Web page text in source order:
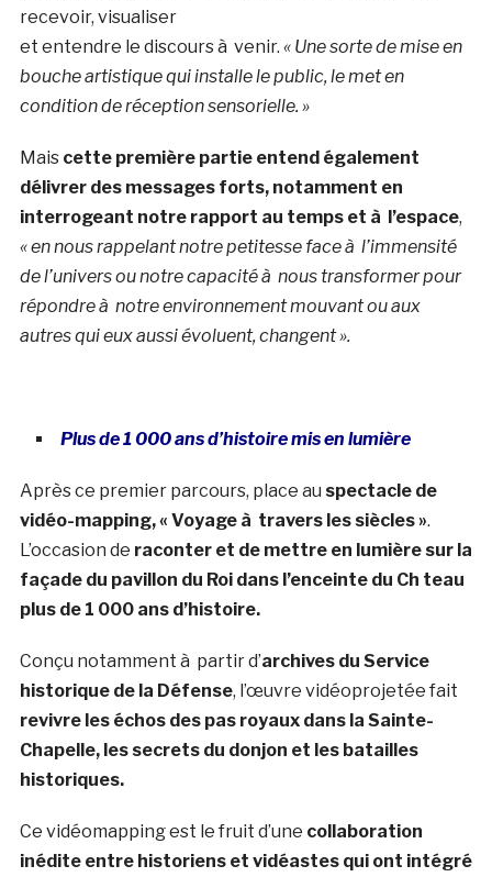
recevoir, visualiser
et entendre le discours à venir. « Une sorte de mise en
bouche artistique qui installe le public, le met en
condition de réception sensorielle. »
Mais cette première partie entend également
délivrer des messages forts, notamment en
interrogeant notre rapport au temps et à l’espace,
« en nous rappelant notre petitesse face à l’immensité
de l’univers ou notre capacité à nous transformer pour
répondre à notre environnement mouvant ou aux
autres qui eux aussi évoluent, changent ».
Plus de 1 000 ans d’histoire mis en lumière
Après ce premier parcours, place au spectacle de
vidéo-mapping, « Voyage à travers les siècles ».
L’occasion de raconter et de mettre en lumière sur la
façade du pavillon du Roi dans l’enceinte du Ch teau
plus de 1 000 ans d’histoire.
Conçu notamment à partir d’archives du Service
historique de la Défense, l’œuvre vidéoprojetée fait
revivre les échos des pas royaux dans la Sainte-
Chapelle, les secrets du donjon et les batailles
historiques.
Ce vidéomapping est le fruit d’une collaboration
inédite entre historiens et vidéastes qui ont intégré